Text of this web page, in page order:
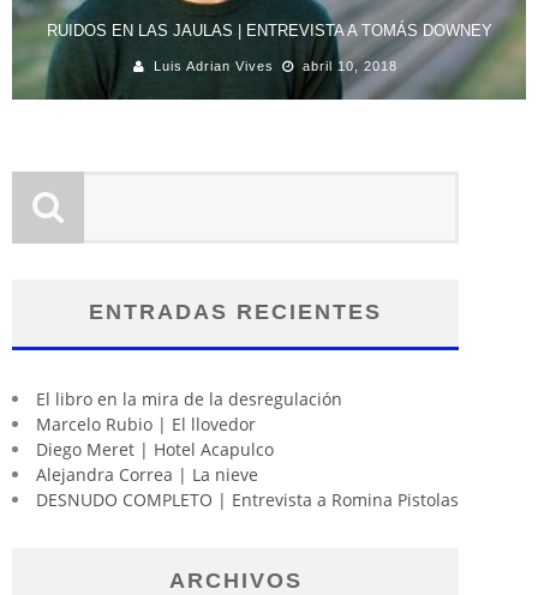
RUIDOS EN LAS JAULAS | ENTREVISTA A TOMÁS DOWNEY
Luis Adrian Vives abril 10, 2018
ENTRADAS RECIENTES
El libro en la mira de la desregulación
Marcelo Rubio | El llovedor
Diego Meret | Hotel Acapulco
Alejandra Correa | La nieve
DESNUDO COMPLETO | Entrevista a Romina Pistolas
ARCHIVOS